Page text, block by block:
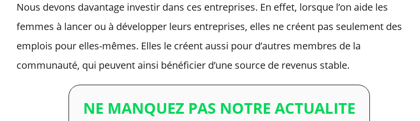
Nous devons davantage investir dans ces entreprises. En effet, lorsque l’on aide les
femmes à lancer ou à développer leurs entreprises, elles ne créent pas seulement des
emplois pour elles-mêmes. Elles le créent aussi pour d’autres membres de la
communauté, qui peuvent ainsi bénéficier d’une source de revenus stable.
NE MANQUEZ PAS NOTRE ACTUALITE